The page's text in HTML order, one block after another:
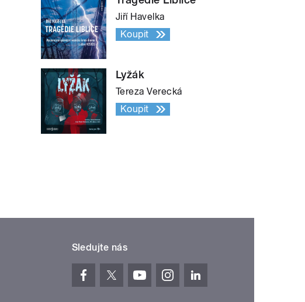
Jiří Havelka
Koupit
Lyžák
Tereza Verecká
Koupit
Sledujte nás